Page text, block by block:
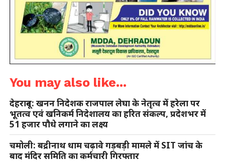
You may also like...
देहरादून: खनन निदेशक राजपाल लेघा के नेतृत्व में हरेला पर
भूतत्व एवं खनिकर्म निदेशालय का हरित संकल्प, प्रदेशभर में
51 हजार पौधे लगाने का लक्ष्य
चमोली: बद्रीनाथ धाम चढ़ावे गड़बड़ी मामले में SIT जांच के
बाद मंदिर समिति का कर्मचारी गिरफ्तार